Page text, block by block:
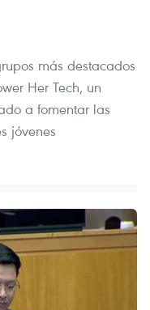
más destacados
Her Tech, un
a fomentar las
jóvenes